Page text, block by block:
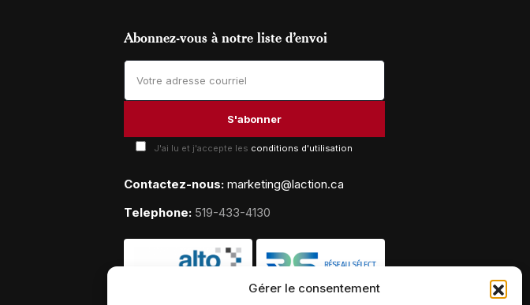
Gérer le consentement
Abonnez-vous à notre liste d’envoi
J'ai lu et j'accepte les conditions d'utilisation
Contactez-nous: marketing@laction.ca
Telephone: 519-433-4130